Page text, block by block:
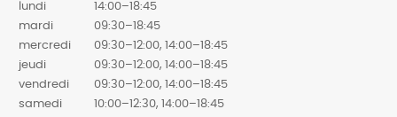
lundi
14:00–18:45
mardi
09:30–18:45
mercredi
09:30–12:00, 14:00–18:45
jeudi
09:30–12:00, 14:00–18:45
vendredi
09:30–12:00, 14:00–18:45
samedi
10:00–12:30, 14:00–18:45